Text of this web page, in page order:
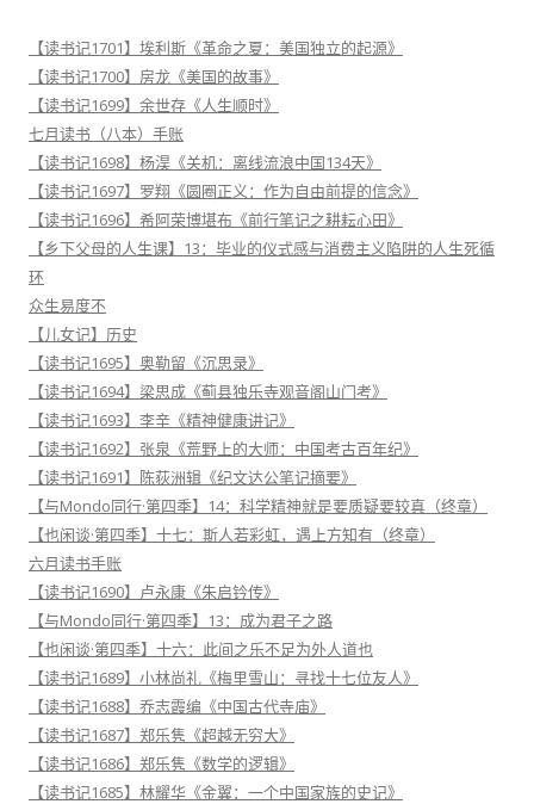
【读书记1701】埃利斯《革命之夏：美国独立的起源》
【读书记1700】房龙《美国的故事》
【读书记1699】余世存《人生顺时》
七月读书（八本）手账
【读书记1698】杨淏《关机：离线流浪中国134天》
【读书记1697】罗翔《圆圈正义：作为自由前提的信念》
【读书记1696】希阿荣博堪布《前行笔记之耕耘心田》
【乡下父母的人生课】13：毕业的仪式感与消费主义陷阱的人生死循
环
众生易度不
【儿女记】历史
【读书记1695】奥勒留《沉思录》
【读书记1694】梁思成《蓟县独乐寺观音阁山门考》
【读书记1693】李辛《精神健康讲记》
【读书记1692】张泉《荒野上的大师：中国考古百年纪》
【读书记1691】陈荻洲辑《纪文达公笔记摘要》
【与Mondo同行·第四季】14：科学精神就是要质疑要较真（终章）
【也闲谈·第四季】十七：斯人若彩虹，遇上方知有（终章）
六月读书手账
【读书记1690】卢永康《朱启钤传》
【与Mondo同行·第四季】13：成为君子之路
【也闲谈·第四季】十六：此间之乐不足为外人道也
【读书记1689】小林尚礼《梅里雪山：寻找十七位友人》
【读书记1688】乔志霞编《中国古代寺庙》
【读书记1687】郑乐隽《超越无穷大》
【读书记1686】郑乐隽《数学的逻辑》
【读书记1685】林耀华《金翼：一个中国家族的史记》